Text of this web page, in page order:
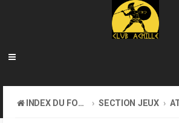
INDEX DU FORUM SECTION JEUX